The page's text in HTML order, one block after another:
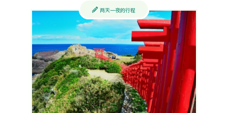
两天一夜的行程